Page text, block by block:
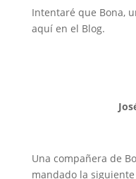
Intentaré que Bona,
aquí en el Blog.
Una compañera de
mandado la